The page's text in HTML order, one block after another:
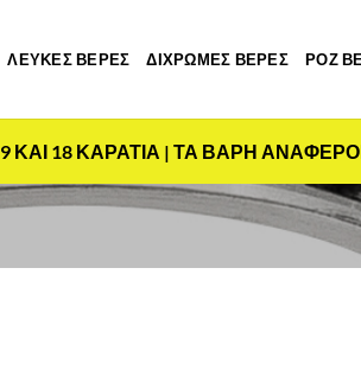
ΛΕΥΚΕΣ ΒΕΡΕΣ ΔΙΧΡΩΜΕΣ ΒΕΡΕΣ ΡΟΖ
ΚΑΙ 18 ΚΑΡΑΤΙΑ | ΤΑ ΒΑΡΗ